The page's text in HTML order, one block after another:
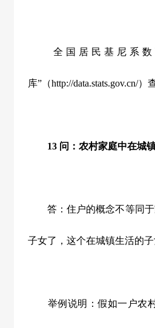
全国居民基尼系
库”（http://data.stats.gov.cn/）
13 问：农村家庭中在城
答：住户的概念不等同
子女了，这个在城镇生活的
举例说明：假如一户农